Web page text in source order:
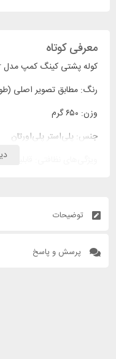
معرفی کوتاه
کوله پشتی کینگ کمپ مدل KingCamp KB3333 Glacier طوسی
رنگ: مطابق تصویر اصلی
وزن: ۶۵۰ گرم
جنس: پلی‌استر پلی‌اورتان
ویژگی‌های نظافتی: قابلیت
توضیحات
پرسش و پاسخ